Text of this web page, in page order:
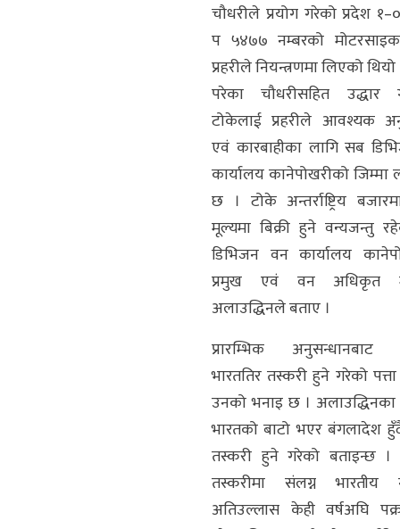
चौधरीले प्रयोग गरेको प्रदेश
प ५४७७ नम्बरको
प्रहरीले नियन्त्रणमा लिएको थियो
परेका चौधरीसहित उद्धार
टोकेलाई प्रहरीले आवश्यक
एवं कारबाहीका लागि सब
कार्यालय कानेपोखरीको जिम्मा
छ । टोके अन्तर्राष्ट्रिय
मूल्यमा बिक्री हुने वन्यजन्तु
डिभिजन वन कार्यालय
प्रमुख एवं वन अधिकृत
अलाउद्धिनले बताए ।
प्रारम्भिक अनुसन्धानबाट
भारततिर तस्करी हुने गरेको
उनको भनाइ छ ।
भारतको बाटो भएर बंगलादेश
तस्करी हुने गरेको बताइन्छ ।
तस्करीमा संलग्न भारतीय
अतिउल्लास केही वर्षअघि